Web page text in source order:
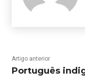
Artigo anterior
Português